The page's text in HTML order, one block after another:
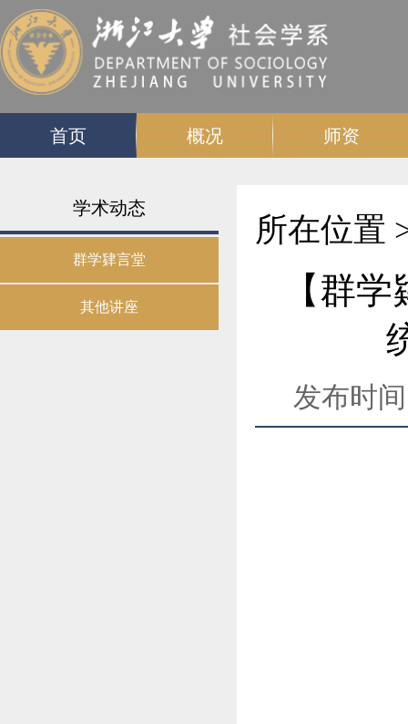
首页 概况 师资
学术动态
群学肄言堂
其他讲座
所在位置
【群
发布时